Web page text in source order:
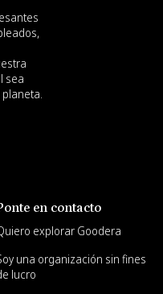
sea
en contacto
explorar Goodera
una organización sin fines
lucro